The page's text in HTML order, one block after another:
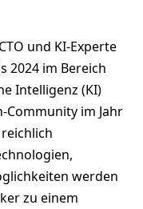
und KI-Experte
2024 im Bereich
Intelligenz (KI)
Community im Jahr
werden
zu einem